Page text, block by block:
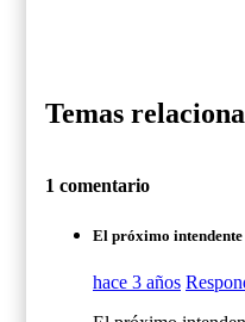
Temas
1 comentario
El próximo
hace 3 años